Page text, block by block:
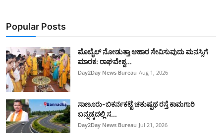
Popular Posts
ಮೊಬೈಲ್ ನೋಡುತ್ತಾ ಆಹಾರ ಸೇವಿಸುವುದು ಮನಸ್ಸಿಗೆ
ಮಾರಕ: ರಾಘವೇಶ್ವ...
Day2Day News Bureau Aug 1, 2026
ಸಾಣೂರು-ಬಿಕರ್ನಕಟ್ಟೆ ಚತುಷ್ಪಥ ರಸ್ತೆ ಕಾಮಗಾರಿ
ಬನ್ನಡ್ಕದಲ್ಲಿ ಸ...
Day2Day News Bureau Jul 21, 2026